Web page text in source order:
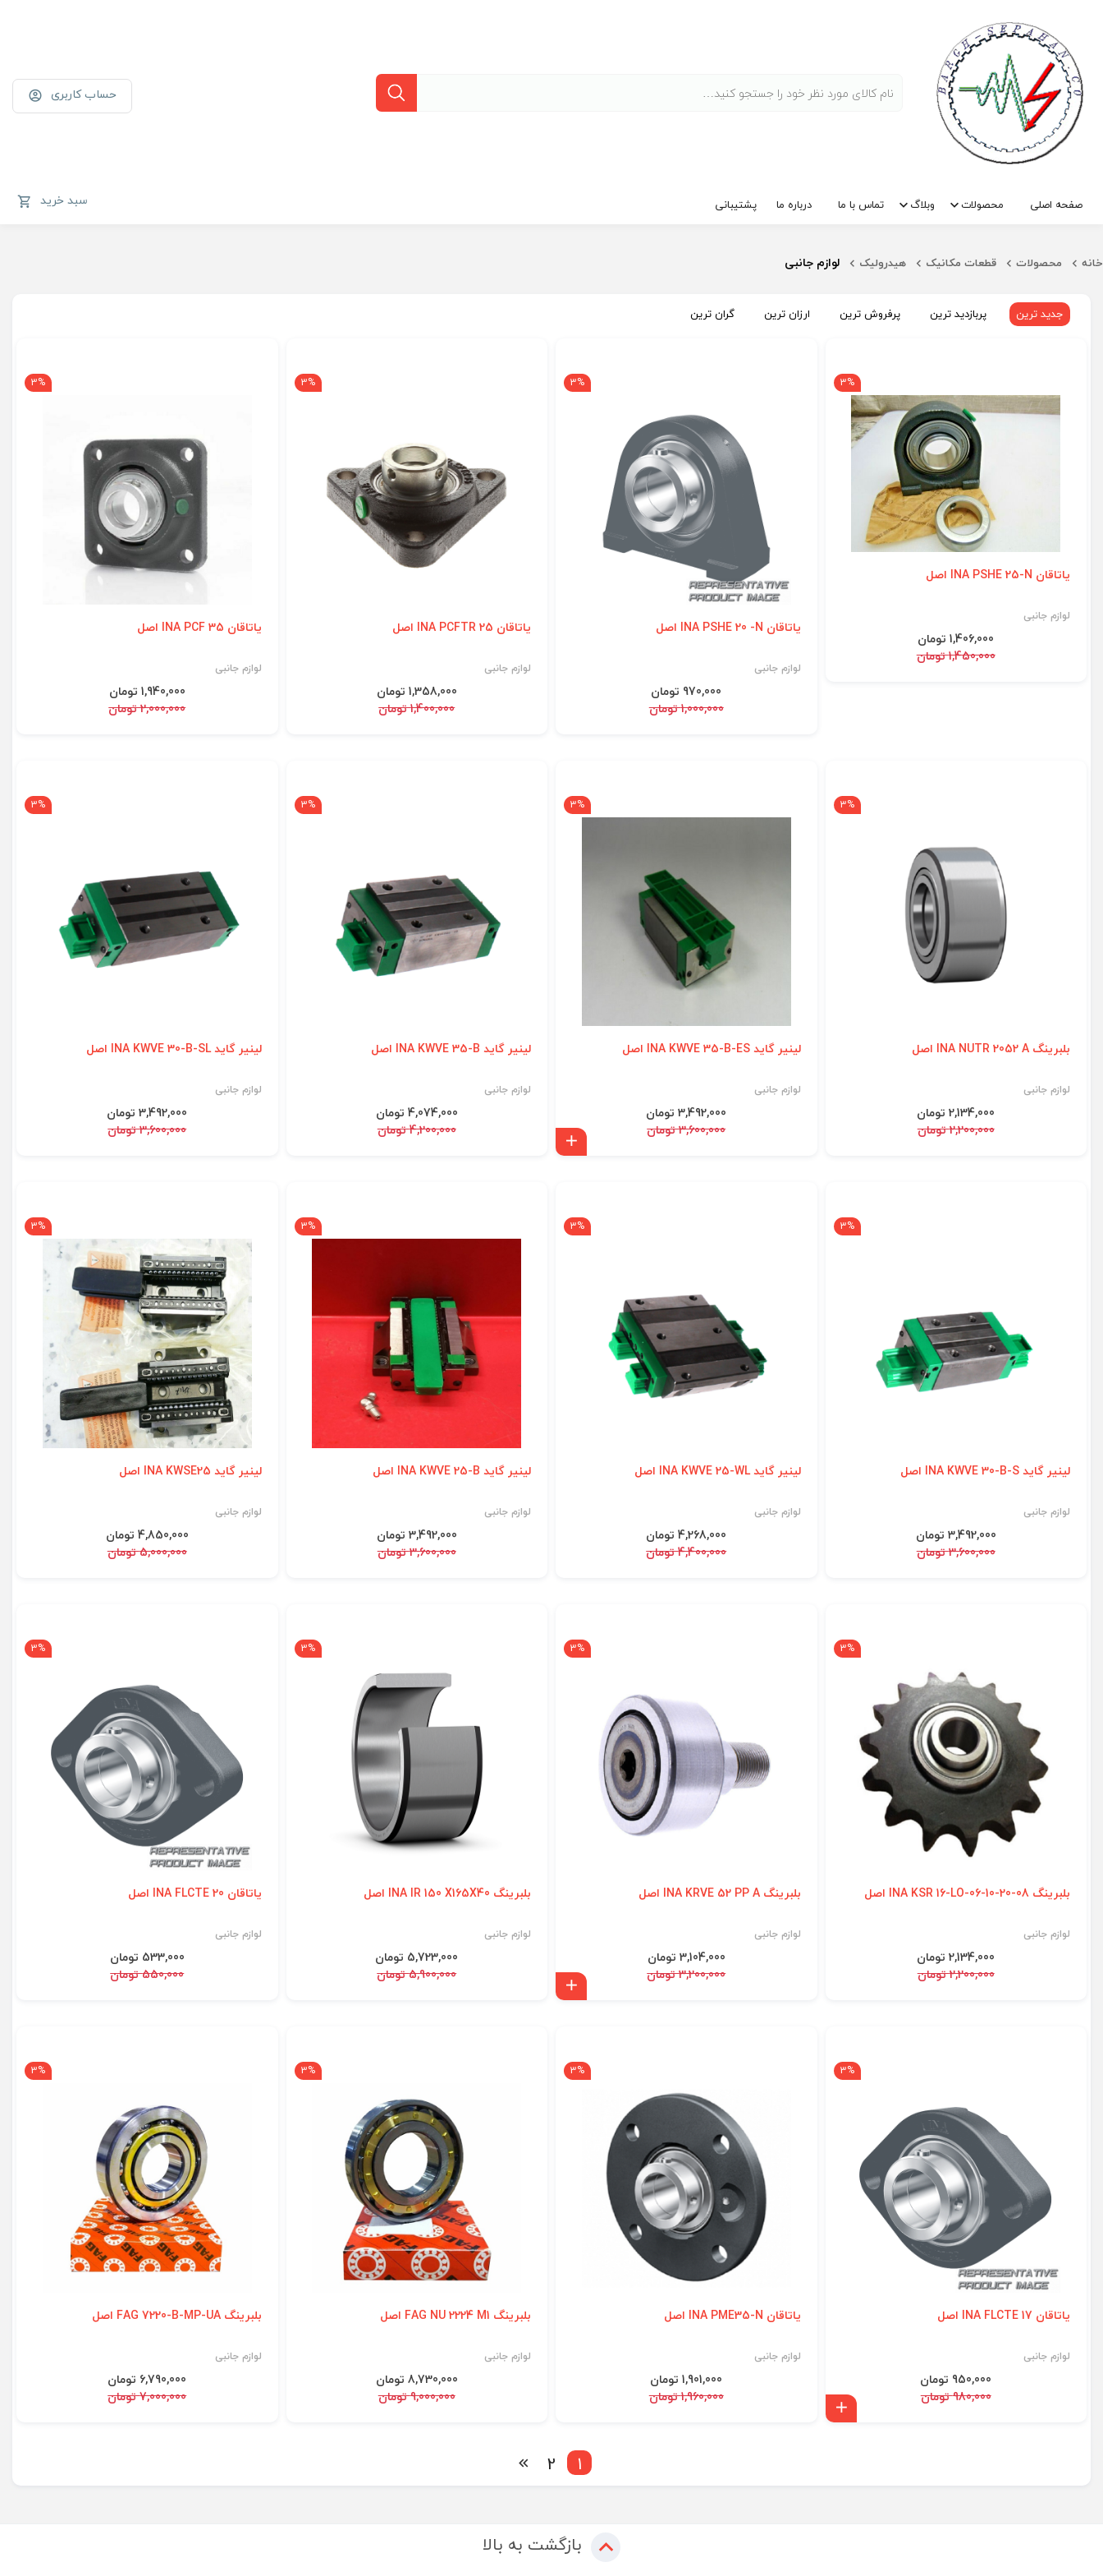
حساب کاربری
صفحه اصلی محصولات وبلاگ تماس با ما درباره ما پشتیبانی سبد خرید
خانه محصولات قطعات مکانیک هیدرولیک لوازم جانبی
جدید ترین پربازدید ترین پرفروش ترین ارزان ترین گران ترین
3%
یاتاقان INA PSHE 25-N اصل
لوازم جانبی
1,406,000 تومان
1,450,000 تومان
3%
یاتاقان INA PSHE 20 -N اصل
لوازم جانبی
970,000 تومان
1,000,000 تومان
3%
یاتاقان INA PCFTR 25 اصل
لوازم جانبی
1,358,000 تومان
1,400,000 تومان
3%
یاتاقان INA PCF 35 اصل
لوازم جانبی
1,940,000 تومان
2,000,000 تومان
3%
بلبرینگ INA NUTR 2052 A اصل
لوازم جانبی
2,134,000 تومان
2,200,000 تومان
3%
لینیر گاید INA KWVE 35-B-ES اصل
لوازم جانبی
3,492,000 تومان
3,600,000 تومان
3%
لینیر گاید INA KWVE 35-B اصل
لوازم جانبی
4,074,000 تومان
4,200,000 تومان
3%
لینیر گاید INA KWVE 30-B-SL اصل
لوازم جانبی
3,492,000 تومان
3,600,000 تومان
3%
لینیر گاید INA KWVE 30-B-S اصل
لوازم جانبی
3,492,000 تومان
3,600,000 تومان
3%
لینیر گاید INA KWVE 25-WL اصل
لوازم جانبی
4,268,000 تومان
4,400,000 تومان
3%
لینیر گاید INA KWVE 25-B اصل
لوازم جانبی
3,492,000 تومان
3,600,000 تومان
3%
لینیر گاید INA KWSE25 اصل
لوازم جانبی
4,850,000 تومان
5,000,000 تومان
3%
بلبرینگ INA KSR 16-LO-06-10-20-08 اصل
لوازم جانبی
2,134,000 تومان
2,200,000 تومان
3%
بلبرینگ INA KRVE 52 PP A اصل
لوازم جانبی
3,104,000 تومان
3,200,000 تومان
3%
بلبرینگ INA IR 150 X165X40 اصل
لوازم جانبی
5,723,000 تومان
5,900,000 تومان
3%
یاتاقان INA FLCTE 20 اصل
لوازم جانبی
533,000 تومان
550,000 تومان
3%
یاتاقان INA FLCTE 17 اصل
لوازم جانبی
950,000 تومان
980,000 تومان
3%
یاتاقان INA PME35-N اصل
لوازم جانبی
1,901,000 تومان
1,960,000 تومان
3%
بلبرینگ FAG NU 2224 M1 اصل
لوازم جانبی
8,730,000 تومان
9,000,000 تومان
3%
بلبرینگ FAG 7220-B-MP-UA اصل
لوازم جانبی
6,790,000 تومان
7,000,000 تومان
1
2
بازگشت به بالا